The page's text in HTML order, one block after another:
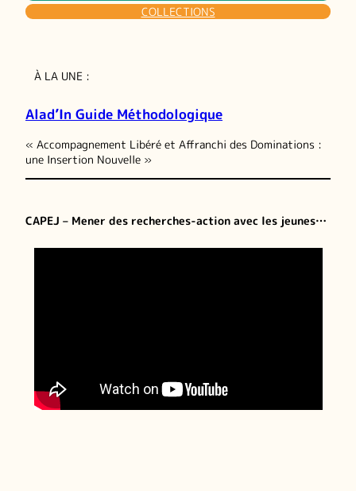
COLLECTIONS
À LA UNE :
Alad’In Guide Méthodologique
« Accompagnement Libéré et Affranchi des Dominations :
une Insertion Nouvelle »
CAPEJ – Mener des recherches-action avec les jeunes…